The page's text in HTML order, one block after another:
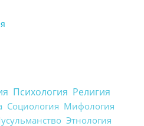
Психология Религия
Социология Мифология
Этнология